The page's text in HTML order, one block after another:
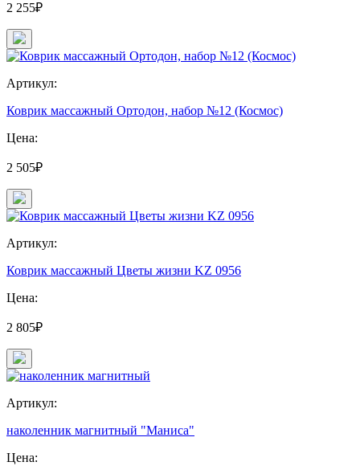
2 255₽
Артикул:
Коврик массажный Ортодон, набор №12 (Космос)
Цена:
2 505₽
Артикул:
Коврик массажный Цветы жизни KZ 0956
Цена:
2 805₽
Артикул:
наколенник магнитный "Маниса"
Цена: